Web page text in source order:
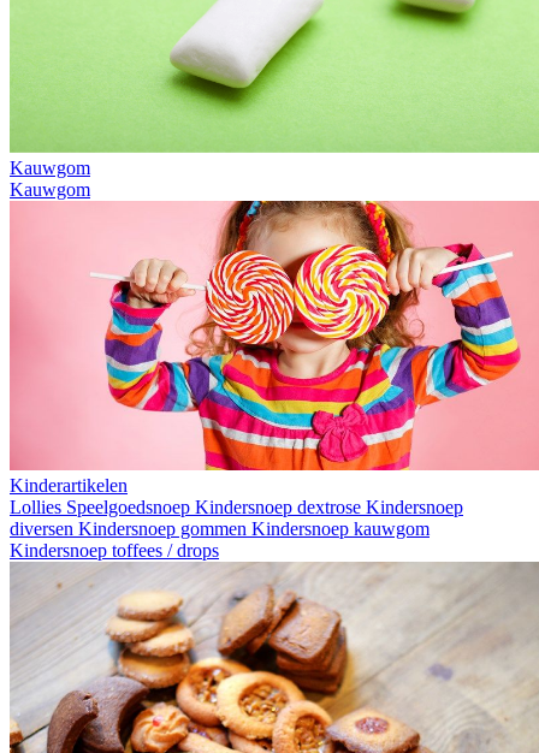
Kauwgom
Kauwgom
Kinderartikelen
Lollies Speelgoedsnoep Kindersnoep dextrose Kindersnoep
diversen Kindersnoep gommen Kindersnoep kauwgom
Kindersnoep toffees / drops